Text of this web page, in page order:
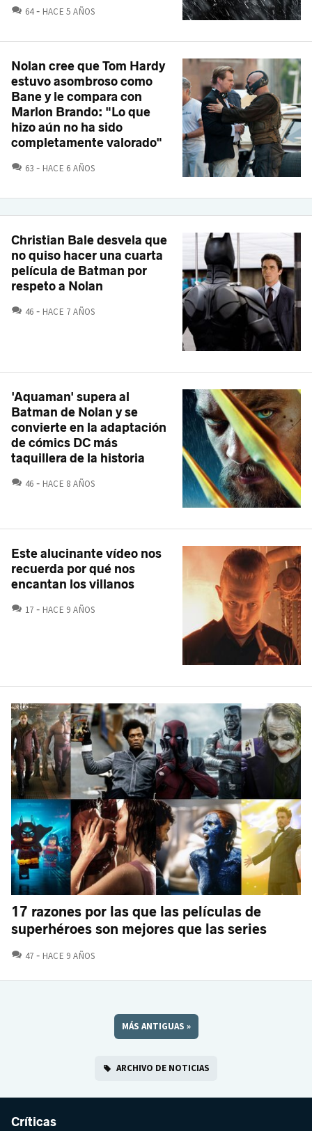
64 COMENTARIOS
HACE 5 AÑOS
Nolan cree que Tom Hardy
estuvo asombroso como
Bane y le compara con
Marlon Brando: "Lo que
hizo aún no ha sido
completamente valorado"
63 COMENTARIOS
HACE 6 AÑOS
Christian Bale desvela que
no quiso hacer una cuarta
película de Batman por
respeto a Nolan
46 COMENTARIOS
HACE 7 AÑOS
'Aquaman' supera al
Batman de Nolan y se
convierte en la adaptación
de cómics DC más
taquillera de la historia
46 COMENTARIOS
HACE 8 AÑOS
Este alucinante vídeo nos
recuerda por qué nos
encantan los villanos
17 COMENTARIOS
HACE 9 AÑOS
17 razones por las que las películas de
superhéroes son mejores que las series
47 COMENTARIOS
HACE 9 AÑOS
MÁS ANTIGUAS »
ARCHIVO DE NOTICIAS
Críticas